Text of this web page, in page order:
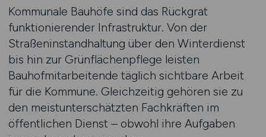
Kommunale Bauhöfe sind das Rückgrat
funktionierender Infrastruktur. Von der
Straßeninstandhaltung über den Winterdienst
bis hin zur Grünflächenpflege leisten
Bauhofmitarbeitende täglich sichtbare Arbeit
für die Kommune. Gleichzeitig gehören sie zu
den meistunterschätzten Fachkräften im
öffentlichen Dienst – obwohl ihre Aufgaben